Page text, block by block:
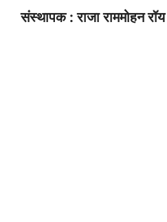
संस्थापक : राजा राममोहन रॉय